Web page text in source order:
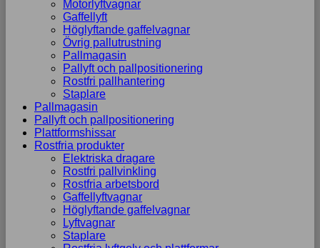
Motorlyftvagnar
Gaffellyft
Höglyftande gaffelvagnar
Övrig pallutrustning
Pallmagasin
Pallyft och pallpositionering
Rostfri pallhantering
Staplare
Pallmagasin
Pallyft och pallpositionering
Plattformshissar
Rostfria produkter
Elektriska dragare
Rostfri pallvinkling
Rostfria arbetsbord
Gaffellyftvagnar
Höglyftande gaffelvagnar
Lyftvagnar
Staplare